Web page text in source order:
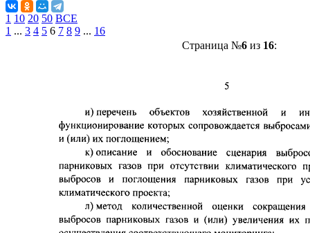
1 10 20 50 ВСЕ
1 ... 3 4 5 6 7 8 9 ... 16
Страница №6из 16: